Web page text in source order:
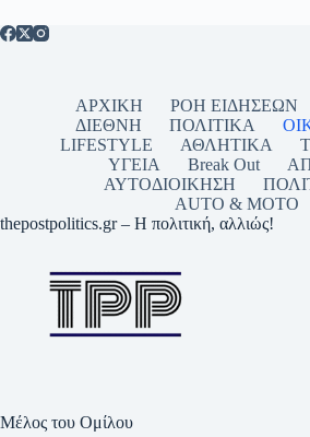
ΑΡΧΙΚΗ ΡΟΗ ΕΙΔΗΣΕΩΝ
ΔΙΕΘΝΗ
ΠΟΛΙΤΙΚΑ
LIFESTYLE
ΑΘΛΗΤΙΚΑ
ΥΓΕΙΑ
Break Out
ΑΥΤΟΔΙΟΙΚΗΣΗ
AUTO & MOTO
thepostpolitics.gr – Η πολιτική, αλλιώς!
Μέλος του Ομίλου